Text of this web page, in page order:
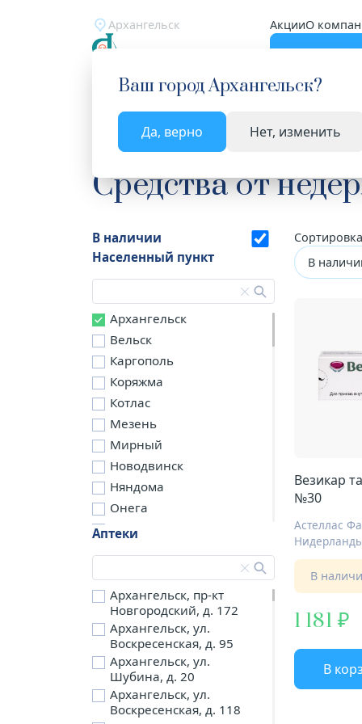
Архангельск АкцииО
Ваш городАрхангельск?
Да, верно Нет, изменить
Главная Каталог Лекарства и БАД
Средства от
В наличии
Населенный пункт
Архангельск
Вельск
Каргополь
Коряжма
Котлас
Мезень
Мирный
Новодвинск
Няндома
Онега
Северодвинск
д. Бережная
д. Петариха
д. Согра
п. Березник
п. Боброво
п. Вычегодский
п. Двинской,
Аптеки
Архангельск, пр-кт
Новгородский, д. 172
Архангельск, ул.
Воскресенская, д. 95
Архангельск, ул.
Шубина, д. 20
Архангельск, ул.
Воскресенская, д. 118
В
Везикар
№30
Астеллас
В
1 181
В